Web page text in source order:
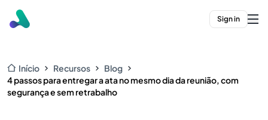
Sign in
Início Recursos
Blog
4 passos para entregar a ata no mesmo dia da reunião, com
segurança e sem retrabalho